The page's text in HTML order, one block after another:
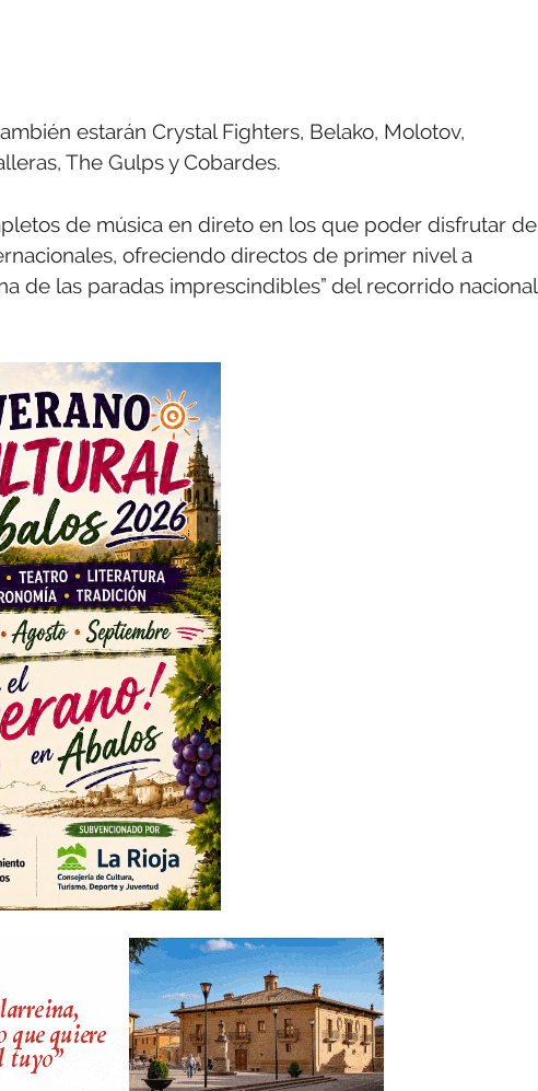
estarán Crystal Fighters, Belako, Molotov,
The Gulps y Cobardes.
de música en direto en los que poder disfrutar de
ofreciendo directos de primer nivel a
de las paradas imprescindibles” del recorrido nacional